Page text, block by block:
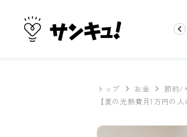
レシピ 話題 トップ 新着 ランキング
トップ お金
節約/
【夏の光熱費月1万円の